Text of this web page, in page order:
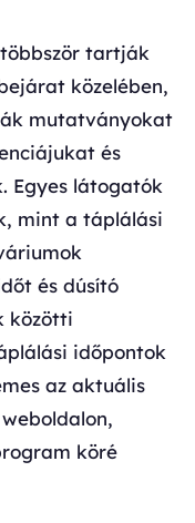
tartják
közelében,
mutatványokat
és
Egyes látogatók
mint a táplálási
és dúsító
közötti
időpontok
az aktuális
köré